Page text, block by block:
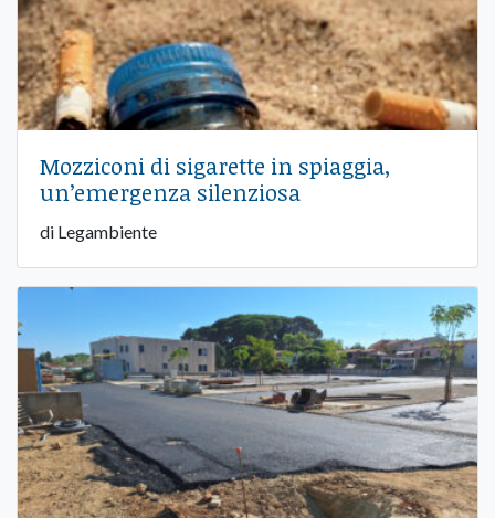
Mozziconi di sigarette in spiaggia,
un’emergenza silenziosa
di Legambiente